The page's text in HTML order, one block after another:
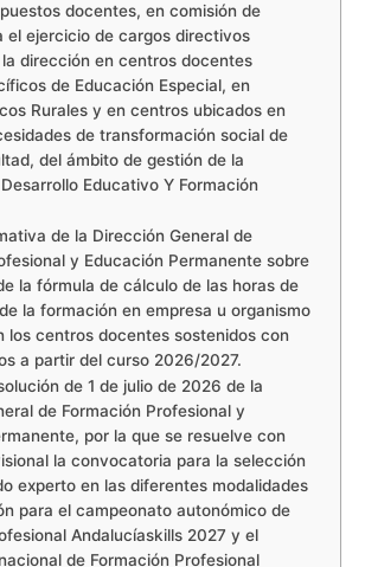
docentes, en comisión de
el ejercicio de cargos directivos
dirección en centros docentes
de Educación Especial, en
Rurales y en centros ubicados en
de transformación social de
del ámbito de gestión de la
Educativo Y Formación
de la Dirección General de
y Educación Permanente sobre
la fórmula de cálculo de las horas de
la formación en empresa u organismo
los centros docentes sostenidos con
a partir del curso 2026/2027.
de 1 de julio de 2026 de la
de Formación Profesional y
por la que se resuelve con
la convocatoria para la selección
experto en las diferentes modalidades
para el campeonato autonómico de
Andalucíaskills 2027 y el
de Formación Profesional